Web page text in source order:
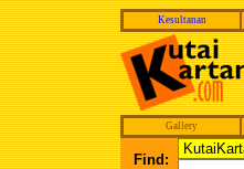
Kesultanan
Gallery
Find: